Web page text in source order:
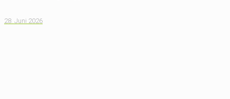
28. Juni 2026